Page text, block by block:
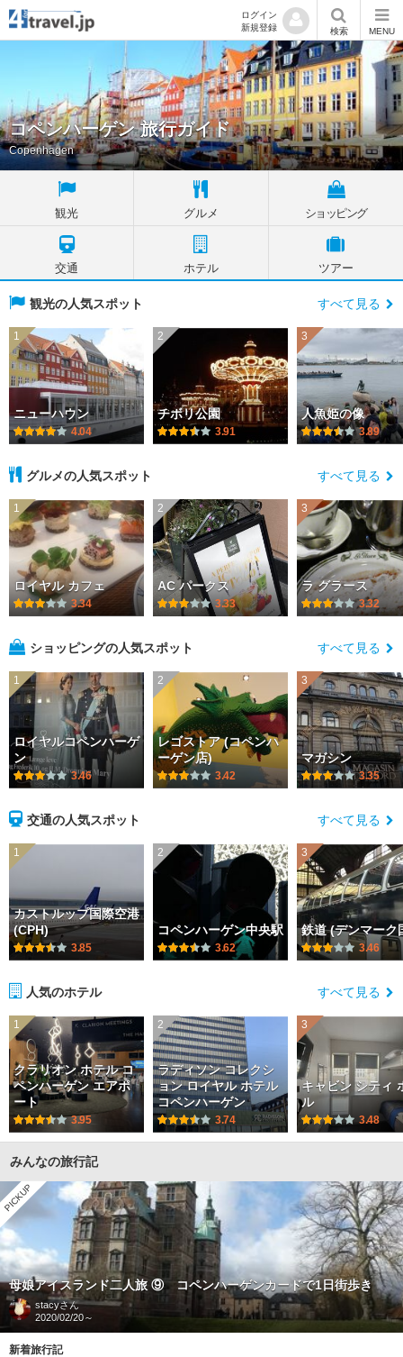
ログイン
新規登録
検索 MENU
コペンハーゲン 旅行ガイド
Copenhagen
観光 グルメ ショッピング
交通 ホテル ツアー
観光の人気スポット すべて見る
1
ニューハウン
4.04
2
チボリ公園
3.91
3
人魚姫の像
3.89
グルメの人気スポット すべて見る
1
ロイヤル カフェ
3.34
2
AC パークス
3.33
3
ラ グラース
3.32
ショッピングの人気スポット すべて見る
1
ロイヤルコペンハーゲ
ン
3.46
2
レゴストア (コペンハ
ーゲン店)
3.42
3
マガシン
3.35
交通の人気スポット すべて見る
1
カストルップ国際空港
(CPH)
3.85
2
コペンハーゲン中央駅
3.62
3
鉄道 (デンマーク
3.46
人気のホテル すべて見る
1
クラリオン ホテル コ
ペンハーゲン エアポ
ート
3.95
2
ラディソン コレクシ
ョン ロイヤル ホテル
コペンハーゲン
3.74
3
キャビン シティ
ル
3.48
みんなの旅行記
PICKUP
母娘アイスランド二人旅 ⑨ コペンハーゲンカードで1日街歩き
stacyさん
2020/02/20～
新着旅行記